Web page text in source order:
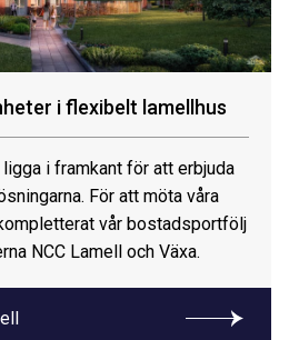
i flexibelt lamellhus
ligga i framkant för att erbjuda
För att möta våra
vår bostadsportfölj
NCC Lamell och Växa.